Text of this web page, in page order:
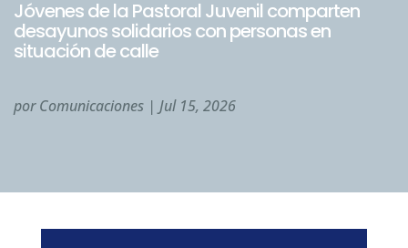
Jóvenes de la Pastoral Juvenil comparten
desayunos solidarios con personas en
situación de calle
porComunicaciones | Jul 15, 2026